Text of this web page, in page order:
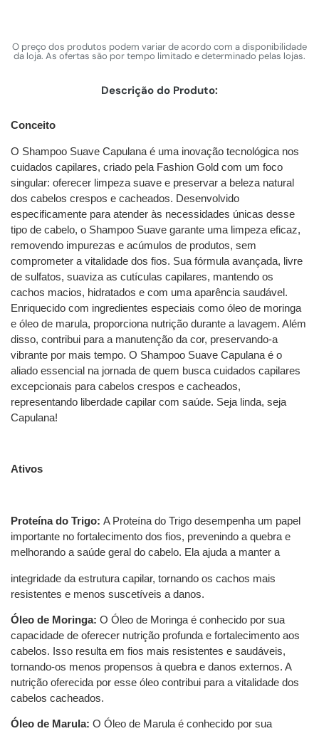
O preço dos produtos podem variar de acordo com a disponibilidade
da loja. As ofertas são por tempo limitado e determinado pelas lojas.
Descrição do Produto:
Conceito
O Shampoo Suave Capulana é uma inovação tecnológica nos
cuidados capilares, criado pela Fashion Gold com um foco
singular: oferecer limpeza suave e preservar a beleza natural
dos cabelos crespos e cacheados. Desenvolvido
especificamente para atender às necessidades únicas desse
tipo de cabelo, o Shampoo Suave garante uma limpeza eficaz,
removendo impurezas e acúmulos de produtos, sem
comprometer a vitalidade dos fios. Sua fórmula avançada, livre
de sulfatos, suaviza as cutículas capilares, mantendo os
cachos macios, hidratados e com uma aparência saudável.
Enriquecido com ingredientes especiais como óleo de moringa
e óleo de marula, proporciona nutrição durante a lavagem. Além
disso, contribui para a manutenção da cor, preservando-a
vibrante por mais tempo. O Shampoo Suave Capulana é o
aliado essencial na jornada de quem busca cuidados capilares
excepcionais para cabelos crespos e cacheados,
representando liberdade capilar com saúde. Seja linda, seja
Capulana!
Ativos
Proteína do Trigo: A Proteína do Trigo desempenha um papel
importante no fortalecimento dos fios, prevenindo a quebra e
melhorando a saúde geral do cabelo. Ela ajuda a manter a
integridade da estrutura capilar, tornando os cachos mais
resistentes e menos suscetíveis a danos.
Óleo de Moringa: O Óleo de Moringa é conhecido por sua
capacidade de oferecer nutrição profunda e fortalecimento aos
cabelos. Isso resulta em fios mais resistentes e saudáveis,
tornando-os menos propensos à quebra e danos externos. A
nutrição oferecida por esse óleo contribui para a vitalidade dos
cabelos cacheados.
Óleo de Marula: O Óleo de Marula é conhecido por sua